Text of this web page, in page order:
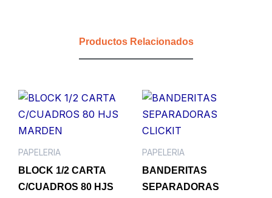
Productos Relacionados
PAPELERIA
BLOCK 1/2 CARTA
C/CUADROS 80 HJS
PAPELERIA
BANDERITAS
SEPARADORAS